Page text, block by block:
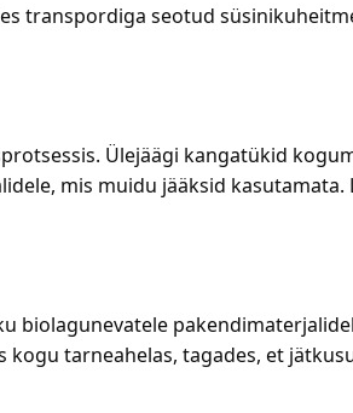
transpordiga seotud
Ülejäägi kangatükid
mis muidu jääksid
biolagunevatele
tarneahelas, tagades, et